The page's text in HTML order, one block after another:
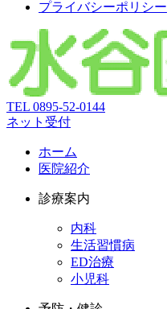
プライバシーポリシー
TEL 0895-52-0144
ネット受付
ホーム
医院紹介
診療案内
内科
生活習慣病
ED治療
小児科